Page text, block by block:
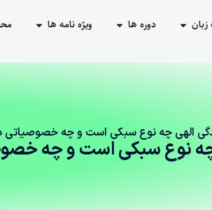
زبان دوره ها ویژه نامه ها
الهی چه نوع سبکی است و چه خصوصیاتی
نوع سبکی است و چه